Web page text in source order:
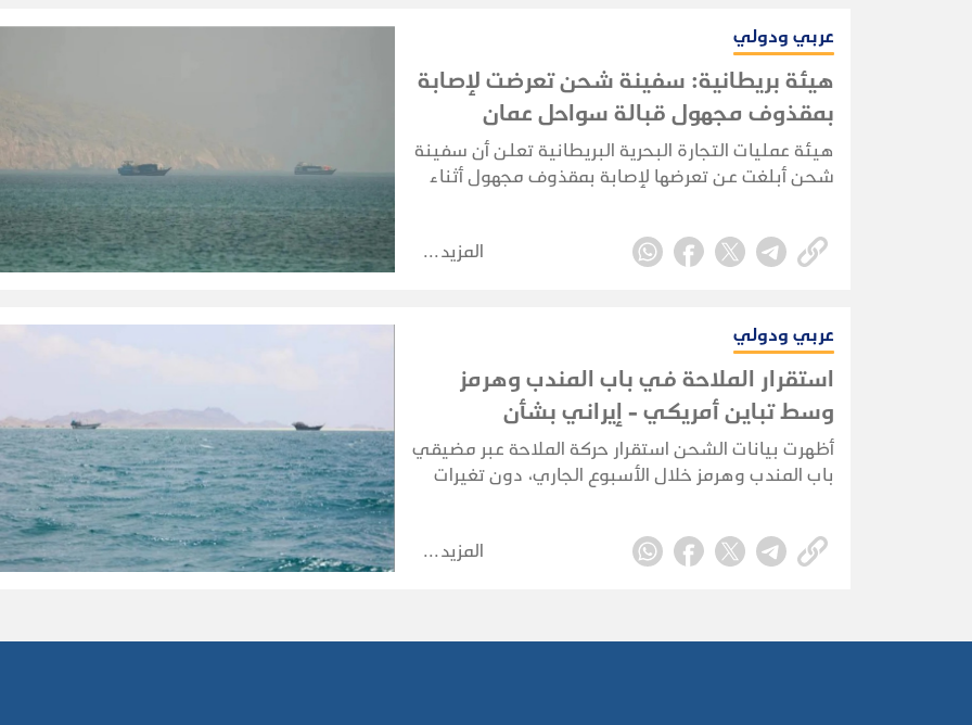
عربي ودولي
هيئة بريطانية: سفينة شحن تعرضت لإصابة
بمقذوف مجهول قبالة سواحل عمان
هيئة عمليات التجارة البحرية البريطانية تعلن أن سفينة
شحن أبلغت عن تعرضها لإصابة بمقذوف مجهول أثناء
المزيد
عربي ودولي
استقرار الملاحة في باب المندب وهرمز
وسط تباين أمريكي - إيراني بشأن
المفاوضات
أظهرت بيانات الشحن استقرار حركة الملاحة عبر مضيقي
باب المندب وهرمز خلال الأسبوع الجاري، دون تغيرات
المزيد